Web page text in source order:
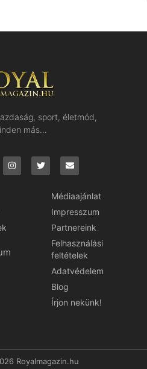
sport, életmód,
más…
Médiaajánlat
Impresszum
Partnereink
Felhasználási
feltételek
Adatvédelem
Blog
Írjon nekünk!
Royalmagazin.hu